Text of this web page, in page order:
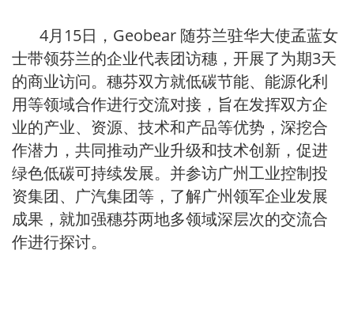
4月15日，Geobear 随芬兰驻华大使孟蓝女
士带领芬兰的企业代表团访穗，开展了为期3天
的商业访问。穗芬双方就低碳节能、能源化利
用等领域合作进行交流对接，旨在发挥双方企
业的产业、资源、技术和产品等优势，深挖合
作潜力，共同推动产业升级和技术创新，促进
绿色低碳可持续发展。并参访广州工业控制投
资集团、广汽集团等，了解广州领军企业发展
成果，就加强穗芬两地多领域深层次的交流合
作进行探讨。